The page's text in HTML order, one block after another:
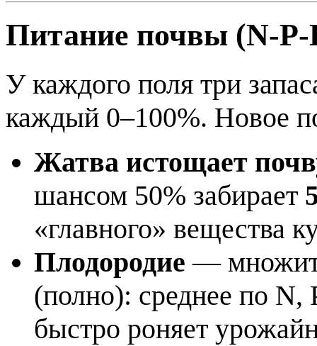
Питание почвы (N-
У каждого поля три
каждый 0–100%. Новое
Жатва истощает
шансом 50% забирает
«главного» вещества
Плодородие —
(полно): среднее по N,
быстро роняет